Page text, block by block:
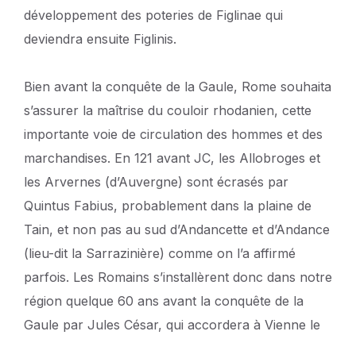
développement des poteries de Figlinae qui
deviendra ensuite Figlinis.
Bien avant la conquête de la Gaule, Rome souhaita
s’assurer la maîtrise du couloir rhodanien, cette
importante voie de circulation des hommes et des
marchandises. En 121 avant JC, les Allobroges et
les Arvernes (d’Auvergne) sont écrasés par
Quintus Fabius, probablement dans la plaine de
Tain, et non pas au sud d’Andancette et d’Andance
(lieu-dit la Sarrazinière) comme on l’a affirmé
parfois. Les Romains s’installèrent donc dans notre
région quelque 60 ans avant la conquête de la
Gaule par Jules César, qui accordera à Vienne le